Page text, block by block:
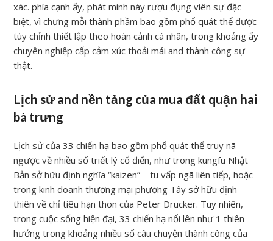
xác. phía cạnh ấy, phát minh này rượu đụng viên sự đặc
biệt, vì chưng mỗi thành phầm bao gồm phổ quát thể được
tùy chỉnh thiết lập theo hoàn cảnh cá nhân, trong khoảng ấy
chuyên nghiệp cấp cảm xúc thoải mái and thành công sự
thật.
Lịch sử and nền tảng của mua đất quận hai
bà trưng
Lịch sử của 33 chiến hạ bao gồm phổ quát thể truy nã
ngược về nhiều số triết lý cổ điển, như trong kungfu Nhật
Bản sở hữu định nghĩa “kaizen” – tu vấp ngã liên tiếp, hoặc
trong kinh doanh thương mại phương Tây sở hữu định
thiên về chỉ tiêu hạn thon của Peter Drucker. Tuy nhiên,
trong cuộc sống hiện đại, 33 chiến hạ nổi lên như 1 thiên
hướng trong khoảng nhiều số câu chuyện thành công của